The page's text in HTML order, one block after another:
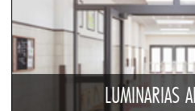
LUMINARIAS